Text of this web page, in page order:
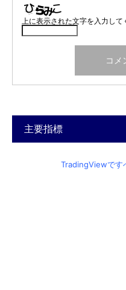
上に表示された文字を入力して
主要指標
TradingViewです